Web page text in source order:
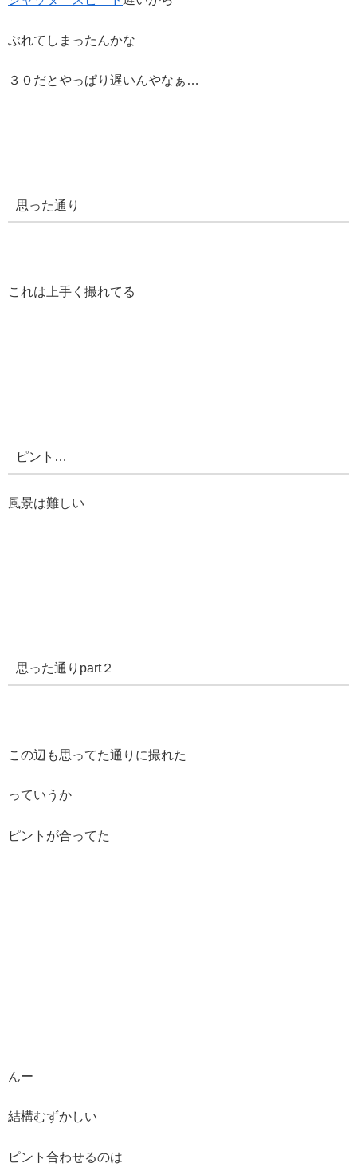
ぶれてしまったんかな
３０だとやっぱり遅いんやなぁ…
思った通り
これは上手く撮れてる
ピント…
風景は難しい
思った通りpart２
この辺も思ってた通りに撮れた
っていうか
ピントが合ってた
んー
結構むずかしい
ピント合わせるのは